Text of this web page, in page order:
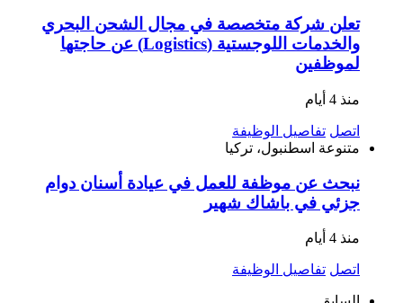
تعلن شركة متخصصة في مجال الشحن البحري
والخدمات اللوجستية (Logistics) عن حاجتها
لموظفين
منذ 4 أيام
اتصل تفاصيل الوظيفة
متنوعة اسطنبول، تركيا
نبحث عن موظفة للعمل في عيادة أسنان دوام
جزئي في باشاك شهير
منذ 4 أيام
اتصل تفاصيل الوظيفة